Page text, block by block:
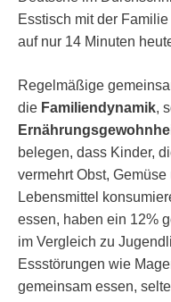
Esstisch mit der
auf nur 14 Minuten
Regelmäßige
die Familiendynamik,
belegen, dass Kinder,
vermehrt Obst,
Lebensmittel
essen, haben ein 12%
im Vergleich zu
Essstörungen wie
gemeinsam essen,